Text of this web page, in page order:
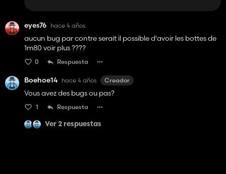
eyes76 hace 4 años
aucun bug par contre serait il possible d'avoir les bottes de
1m80 voir plus ????
0 Respuesta
Boehoe14 hace 4 años Creador
Vous avez des bugs ou pas?
1 Respuesta
Ver 2 respuestas